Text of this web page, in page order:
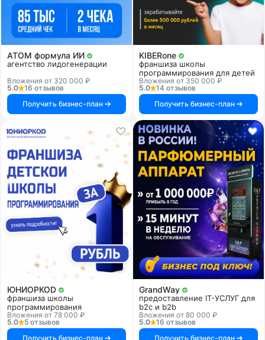
АТОМ формула ИИ
агентство лидогенерации
Вложения от 320 000 ₽
5.0
16 отзывов
Получить бизнес-план
KIBERone
франшиза школы
программирования для детей
Вложения от 350 000 ₽
5.0
14 отзывов
Получить бизнес-план
ЮНИОРКОD
франшиза школы
программирования
Вложения от 78 000 ₽
5.0
5 отзывов
Получить бизнес-план
GrandWay
предоставление IT-УСЛУГ для
b2c и b2b
Вложения от 80 000 ₽
5.0
16 отзывов
Получить бизнес-план